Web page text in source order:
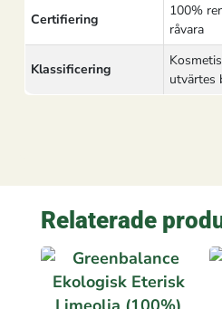
Certifiering
100%
råvara
Klassificering
utvärtes
Relaterade